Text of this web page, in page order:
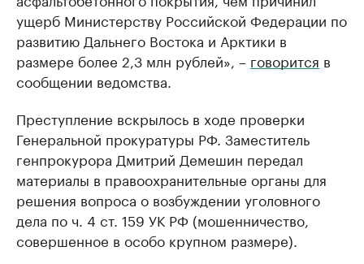
ущерб Министерству Российской Федерации по
развитию Дальнего Востока и Арктики в
размере более 2,3 млн рублей», – говорится в
сообщении ведомства.
Преступление вскрылось в ходе проверки
Генеральной прокуратуры РФ. Заместитель
генпрокурора Дмитрий Демешин передал
материалы в правоохранительные органы для
решения вопроса о возбуждении уголовного
дела по ч. 4 ст. 159 УК РФ (мошенничество,
совершенное в особо крупном размере).